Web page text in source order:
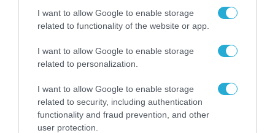
I want to allow Google to enable storage
related to functionality of the website or app.
I want to allow Google to enable storage
related to personalization.
I want to allow Google to enable storage
related to security, including authentication
functionality and fraud prevention, and other
user protection.
Αττικής (φωτο)